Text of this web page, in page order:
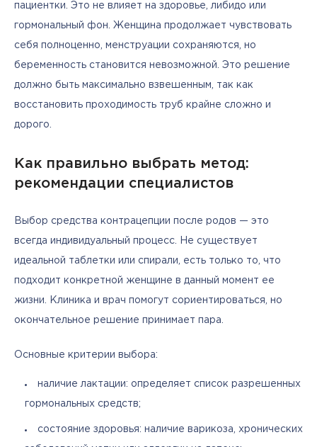
пациентки. Это не влияет на здоровье, либидо или
гормональный фон. Женщина продолжает чувствовать
себя полноценно, менструации сохраняются, но
беременность становится невозможной. Это решение
должно быть максимально взвешенным, так как
восстановить проходимость труб крайне сложно и
дорого.
Как правильно выбрать метод:
рекомендации специалистов
Выбор средства контрацепции после родов — это
всегда индивидуальный процесс. Не существует
идеальной таблетки или спирали, есть только то, что
подходит конкретной женщине в данный момент ее
жизни. Клиника и врач помогут сориентироваться, но
окончательное решение принимает пара.
Основные критерии выбора:
наличие лактации: определяет список разрешенных
гормональных средств;
состояние здоровья: наличие варикоза, хронических